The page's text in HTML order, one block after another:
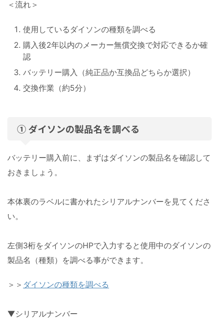
＜流れ＞
使用しているダイソンの種類を調べる
購入後2年以内のメーカー無償交換で対応できるか確
認
バッテリー購入（純正品か互換品どちらか選択）
交換作業（約5分）
① ダイソンの製品名を調べる
バッテリー購入前に、まずはダイソンの製品名を確認して
おきましょう。
本体裏のラベルに書かれたシリアルナンバーを見てくださ
い。
左側3桁をダイソンのHPで入力すると使用中のダイソンの
製品名（種類）を調べる事ができます。
＞＞ ダイソンの種類を調べる
▼シリアルナンバー